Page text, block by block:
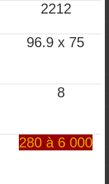
2212
96.9 x 75
8
280 à 6 000